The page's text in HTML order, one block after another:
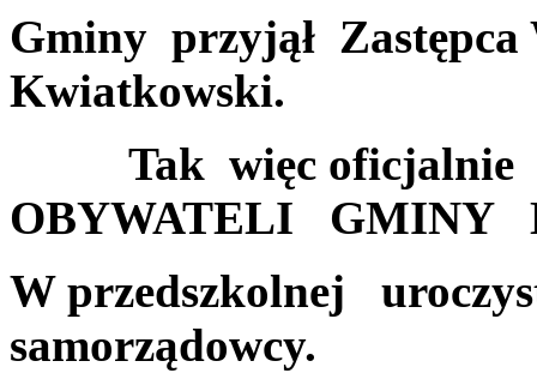
Gminy przyjął Zastępca
Kwiatkowski.
Tak więc oficjalnie
OBYWATELI GMINY
W przedszkolnej
samorządowcy.